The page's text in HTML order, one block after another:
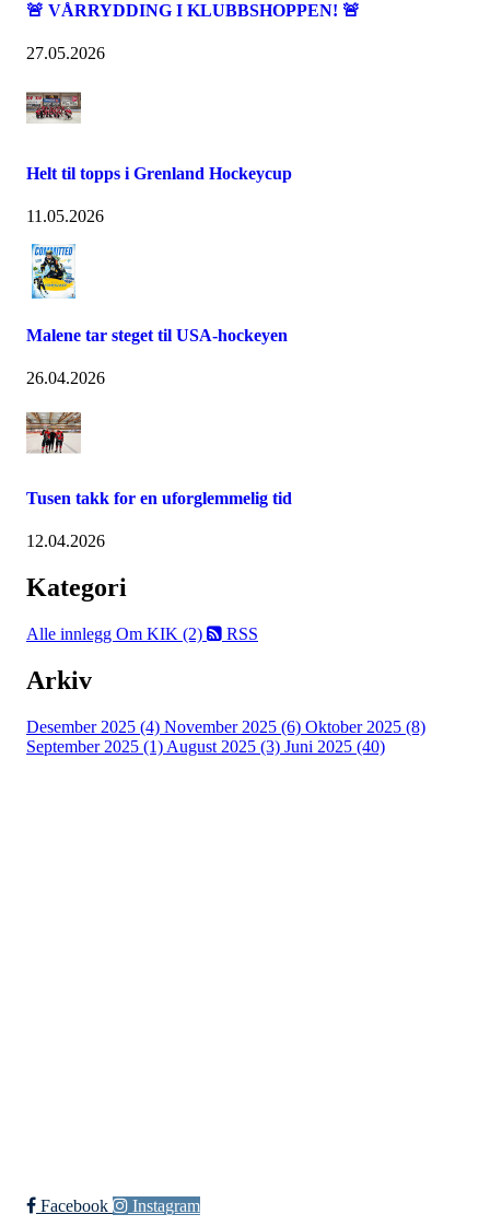
🚨 VÅRRYDDING I KLUBBSHOPPEN! 🚨
27.05.2026
Helt til topps i Grenland Hockeycup
11.05.2026
Malene tar steget til USA-hockeyen
26.04.2026
Tusen takk for en uforglemmelig tid
12.04.2026
Kategori
Alle innlegg Om KIK (2) RSS
Arkiv
Desember 2025 (4) November 2025 (6) Oktober 2025 (8)
September 2025 (1) August 2025 (3) Juni 2025 (40)
Facebook Instagram